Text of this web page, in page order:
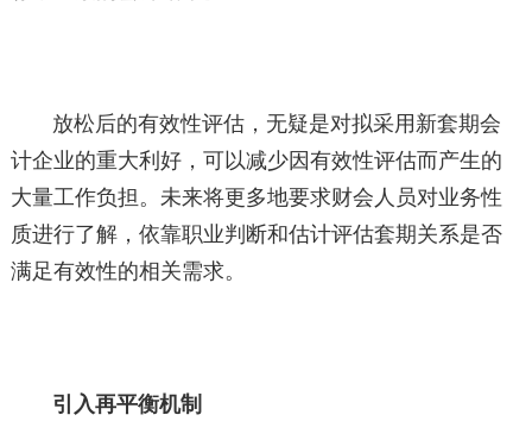
放松后的有效性评估，无疑是对拟采用新套期会
计企业的重大利好，可以减少因有效性评估而产生的
大量工作负担。未来将更多地要求财会人员对业务性
质进行了解，依靠职业判断和估计评估套期关系是否
满足有效性的相关需求。
引入再平衡机制